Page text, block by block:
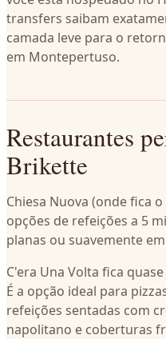
transfers saibam
camada leve para o
em Montepertuso.
Restaurantes
Brikette
Chiesa Nuova (onde fica
opções de refeições a 5
planas ou suavemente
C'era Una Volta fica
É a opção ideal para
refeições sentadas com
napolitano e coberturas